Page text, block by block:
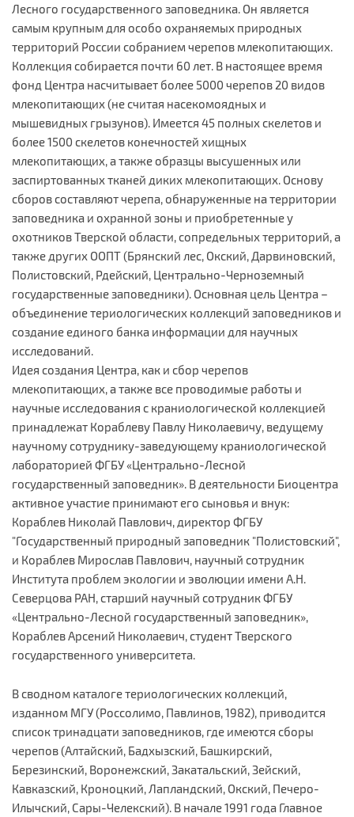
Лесного государственного заповедника. Он является
самым крупным для особо охраняемых природных
территорий России собранием черепов млекопитающих.
Коллекция собирается почти 60 лет. В настоящее время
фонд Центра насчитывает более 5000 черепов 20 видов
млекопитающих (не считая насекомоядных и
мышевидных грызунов). Имеется 45 полных скелетов и
более 1500 скелетов конечностей хищных
млекопитающих, а также образцы высушенных или
заспиртованных тканей диких млекопитающих. Основу
сборов составляют черепа, обнаруженные на территории
заповедника и охранной зоны и приобретенные у
охотников Тверской области, сопредельных территорий, а
также других ООПТ (Брянский лес, Окский, Дарвиновский,
Полистовский, Рдейский, Центрально-Черноземный
государственные заповедники). Основная цель Центра –
объединение териологических коллекций заповедников и
создание единого банка информации для научных
исследований.
Идея создания Центра, как и сбор черепов
млекопитающих, а также все проводимые работы и
научные исследования с краниологической коллекцией
принадлежат Кораблеву Павлу Николаевичу, ведущему
научному сотруднику-заведующему краниологической
лабораторией ФГБУ «Центрально-Лесной
государственный заповедник». В деятельности Биоцентра
активное участие принимают его сыновья и внук:
Кораблев Николай Павлович, директор ФГБУ
"Государственный природный заповедник "Полистовский",
и Кораблев Мирослав Павлович, научный сотрудник
Института проблем экологии и эволюции имени А.Н.
Северцова РАН, старший научный сотрудник ФГБУ
«Центрально-Лесной государственный заповедник»,
Кораблев Арсений Николаевич, студент Тверского
государственного университета.
В сводном каталоге териологических коллекций,
изданном МГУ (Россолимо, Павлинов, 1982), приводится
список тринадцати заповедников, где имеются сборы
черепов (Алтайский, Бадхызский, Башкирский,
Березинский, Воронежский, Закатальский, Зейский,
Кавказский, Кроноцкий, Лапландский, Окский, Печеро-
Илычский, Сары-Челекский). В начале 1991 года Главное